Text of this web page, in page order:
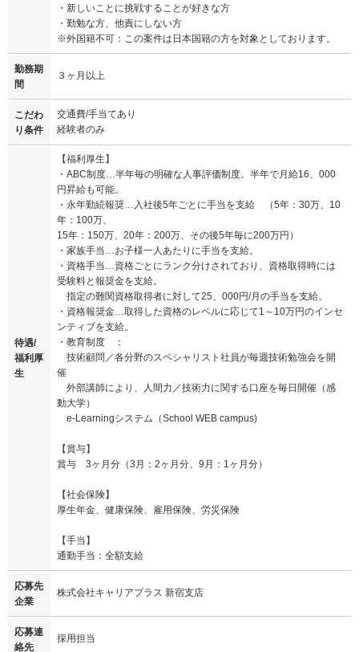
・新しいことに挑戦することが好きな方
・勤勉な方、他責にしない方
※外国籍不可：この案件は日本国籍の方を対象としております。
勤務期
間
３ヶ月以上
こだわ
り条件
交通費/手当てあり
経験者のみ
待遇/
福利厚
生
【福利厚生】
・ABC制度…半年毎の明確な人事評価制度。半年で月給16、000
円昇給も可能。
・永年勤続報奨…入社後5年ごとに手当を支給 （5年：30万、10
年：100万、
15年：150万、20年：200万、その後5年毎に200万円）
・家族手当…お子様一人あたりに手当を支給。
・資格手当…資格ごとにランク分けされており、資格取得時には
受験料と報奨金を支給。
指定の難関資格取得者に対して25、000円/月の手当を支給。
・資格報奨金…取得した資格のレベルに応じて1～10万円のインセ
ンティブを支給。
・教育制度 ：
技術顧問／各分野のスペシャリスト社員が毎週技術勉強会を開
催
外部講師により、人間力／技術力に関する口座を毎日開催（感
動大学）
e-Learningシステム（School WEB campus)
【賞与】
賞与 3ヶ月分（3月：2ヶ月分、9月：1ヶ月分）
【社会保険】
厚生年金、健康保険、雇用保険、労災保険
【手当】
通勤手当：全額支給
応募先
企業
株式会社キャリアプラス 新宿支店
応募連
絡先
採用担当